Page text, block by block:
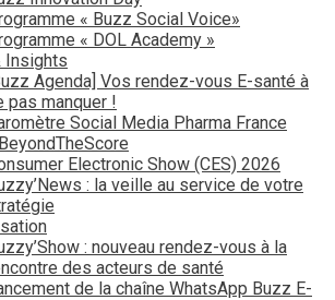
« Buzz Social Voice»
« DOL Academy »
Insights
Agenda] Vos rendez-vous E-santé à
pas manquer !
Social Media Pharma France
Electronic Show (CES) 2026
: la veille au service de votre
: nouveau rendez-vous à la
des acteurs de santé
de la chaîne WhatsApp Buzz E-